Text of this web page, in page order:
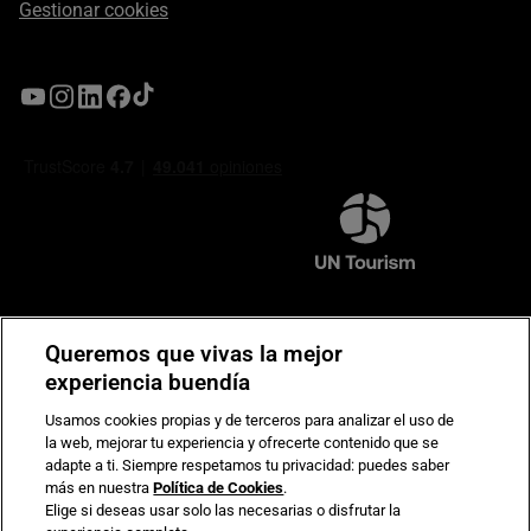
Gestionar cookies
Compromiso de seguridad en pagos electrónicos
Queremos que vivas la mejor
experiencia buendía
Usamos cookies propias y de terceros para analizar el uso de
la web, mejorar tu experiencia y ofrecerte contenido que se
adapte a ti. Siempre respetamos tu privacidad: puedes saber
más en nuestraPolítica de Cookies.
Elige si deseas usar solo las necesarias o disfrutar la